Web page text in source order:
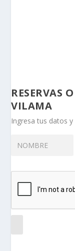
RESERVAS
VILAMA
Ingresa tus datos